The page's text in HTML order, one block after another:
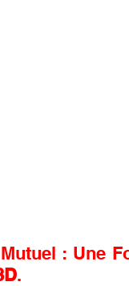
: Une
.